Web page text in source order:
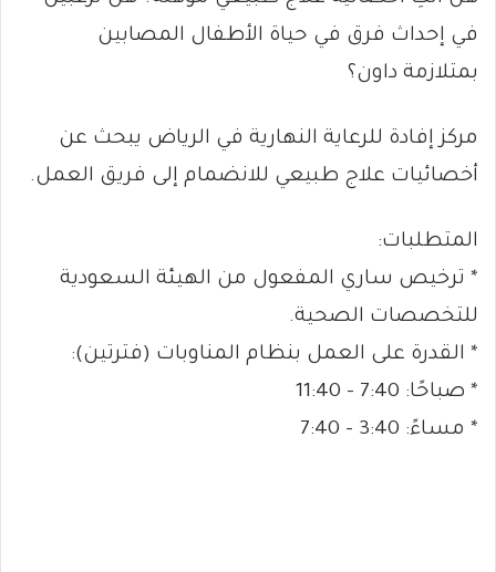
في إحداث فرق في حياة الأطفال المصابين
بمتلازمة داون؟
مركز إفادة للرعاية النهارية في الرياض يبحث عن
أخصائيات علاج طبيعي للانضمام إلى فريق العمل.
المتطلبات:
* ترخيص ساري المفعول من الهيئة السعودية
للتخصصات الصحية.
* القدرة على العمل بنظام المناوبات (فترتين):
* صباحًا: 7:40 – 11:40
* مساءً: 3:40 – 7:40